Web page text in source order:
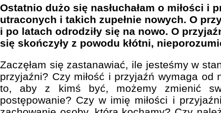
Ostatnio dużo się nasłuchałam o miłości i
utraconych i takich zupełnie nowych. O
i po latach odrodziły się na nowo. O
się skończyły z powodu kłótni,
Zaczęłam się zastanawiać, ile jesteśmy w
przyjaźni? Czy miłość i przyjaźń wymaga od
to, aby z kimś być, możemy zmienić
postępowanie? Czy w imię miłości i